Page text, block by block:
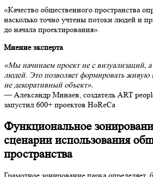
«Качество общественного пространства
насколько точно учтены потоки людей и
до начала проектирования».
Мнение эксперта
«Мы начинаем проект не с визуализаций,
людей. Это позволяет формировать живую
не декоративный объект».
— Александр Минаев, создатель ART
запустил 600+ проектов HoReCa
Функциональное
сценарии использования
пространства